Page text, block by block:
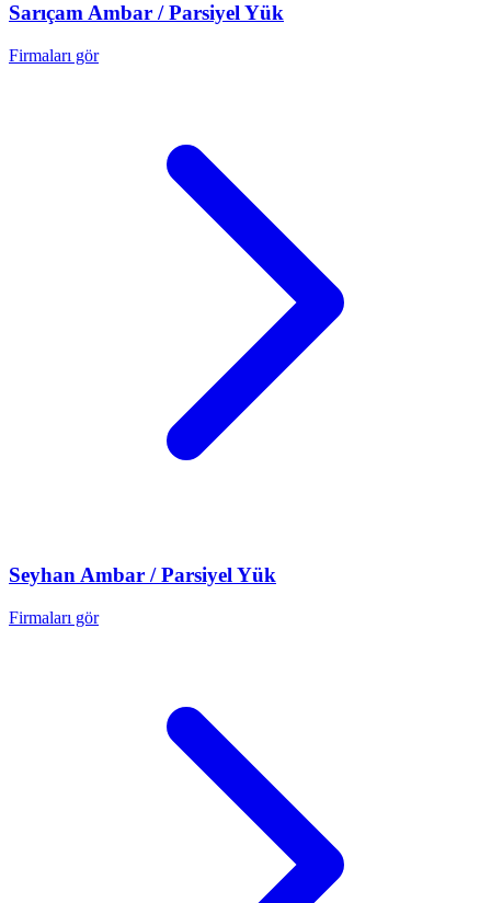
Sarıçam Ambar / Parsiyel Yük
Firmaları gör
SeyhanAmbar / Parsiyel Yük
Firmaları gör